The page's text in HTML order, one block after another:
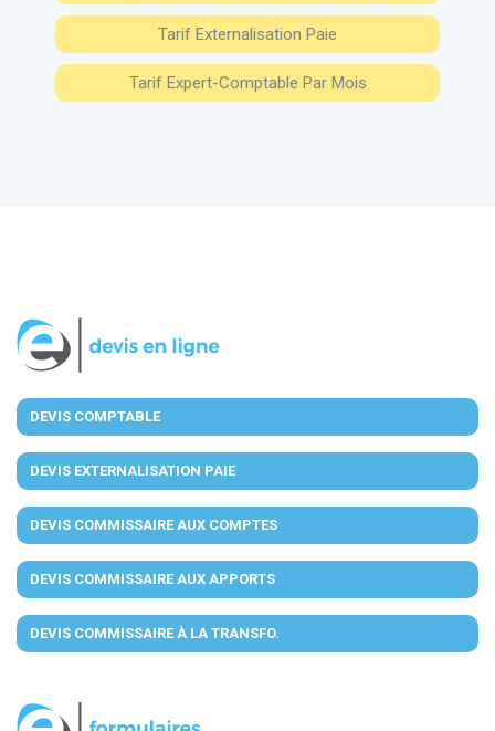
Tarif Externalisation Paie
Tarif Expert-Comptable Par Mois
DEVIS COMPTABLE
DEVIS EXTERNALISATION PAIE
DEVIS COMMISSAIRE AUX COMPTES
DEVIS COMMISSAIRE AUX APPORTS
DEVIS COMMISSAIRE À LA TRANSFO.